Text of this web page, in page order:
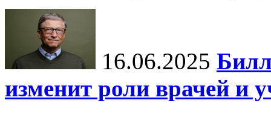
16.06.2025
изменит роли врачей и